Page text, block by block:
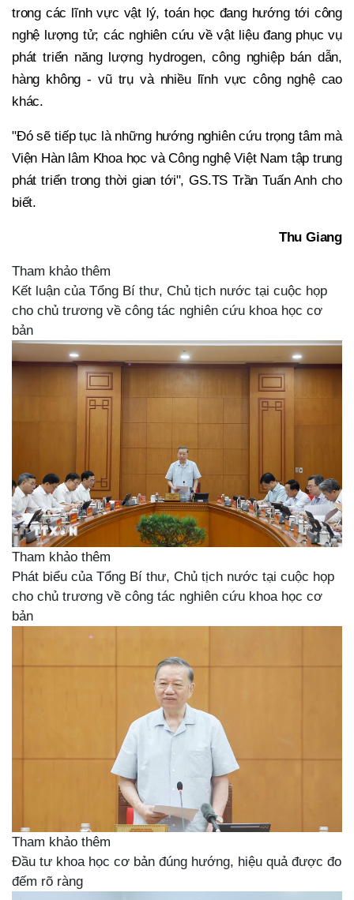
trong các lĩnh vực vật lý, toán học đang hướng tới công
nghệ lượng tử; các nghiên cứu về vật liệu đang phục vụ
phát triển năng lượng hydrogen, công nghiệp bán dẫn,
hàng không - vũ trụ và nhiều lĩnh vực công nghệ cao
khác.
"Đó sẽ tiếp tục là những hướng nghiên cứu trọng tâm mà
Viện Hàn lâm Khoa học và Công nghệ Việt Nam tập trung
phát triển trong thời gian tới", GS.TS Trần Tuấn Anh cho
biết.
Thu Giang
Tham khảo thêm
Kết luận của Tổng Bí thư, Chủ tịch nước tại cuộc họp
cho chủ trương về công tác nghiên cứu khoa học cơ
bản
Tham khảo thêm
Phát biểu của Tổng Bí thư, Chủ tịch nước tại cuộc họp
cho chủ trương về công tác nghiên cứu khoa học cơ
bản
Tham khảo thêm
Đầu tư khoa học cơ bản đúng hướng, hiệu quả được đo
đếm rõ ràng